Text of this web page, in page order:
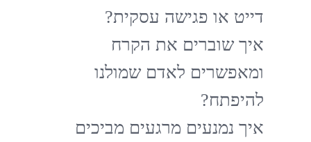
דייט או פגישה עסקית?
איך שוברים את הקרח
ומאפשרים לאדם שמולנו
להיפתח?
איך נמנעים מרגעים מביכים